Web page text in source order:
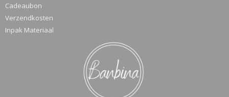
Cadeaubon
Verzendkosten
Inpak Materiaal